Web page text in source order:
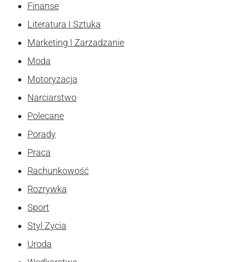
Finanse
Literatura I Sztuka
Marketing I Zarzadzanie
Moda
Motoryzacja
Narciarstwo
Polecane
Porady
Praca
Rachunkowość
Rozrywka
Sport
Styl Zycia
Uroda